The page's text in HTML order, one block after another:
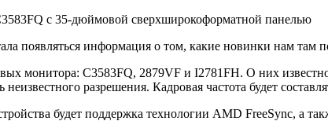
с 35-дюймовой сверхширокоформатной панелью
появляться информация о том, какие новинки нам там
монитора: C3583FQ, 2879VF и I2781FH. О них
разрешения. Кадровая частота будет
будет поддержка технологии AMD FreeSync, а